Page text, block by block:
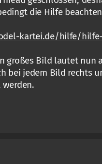
die Hilfe
kartei.de/hilfe/
großes Bild lautet nun
bei jedem Bild rechts